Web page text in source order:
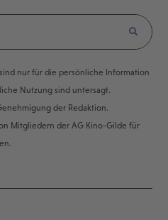
nur für die persönliche Information
Nutzung sind untersagt.
der Redaktion.
Mitgliedern der AG Kino-Gilde für